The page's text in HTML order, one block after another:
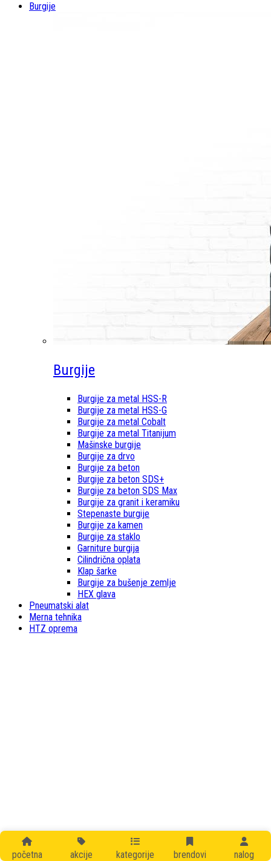
početna akcije kategorije brendovi nalog
Burgije
Burgije
Burgije za metal HSS-R
Burgije za metal HSS-G
Burgije za metal Cobalt
Burgije za metal Titanijum
Mašinske burgije
Burgije za drvo
Burgije za beton
Burgije za beton SDS+
Burgije za beton SDS Max
Burgije za granit i keramiku
Stepenaste burgije
Burgije za kamen
Burgije za staklo
Garniture burgija
Cilindrična oplata
Klap šarke
Burgije za bušenje zemlje
HEX glava
Pneumatski alat
Merna tehnika
HTZ oprema